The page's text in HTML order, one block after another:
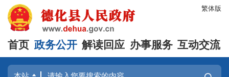
繁体版
首页 政务公开 解读回应 办事服务 互动交流